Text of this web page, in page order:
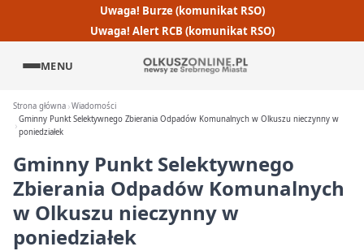
Uwaga! Burze (komunikat RSO)
Uwaga! Alert RCB (komunikat RSO)
MENU
Strona główna Wiadomości
Gminny Punkt Selektywnego Zbierania Odpadów Komunalnych w Olkuszu nieczynny w
poniedziałek
Gminny Punkt Selektywnego
Zbierania Odpadów Komunalnych
w Olkuszu nieczynny w
poniedziałek